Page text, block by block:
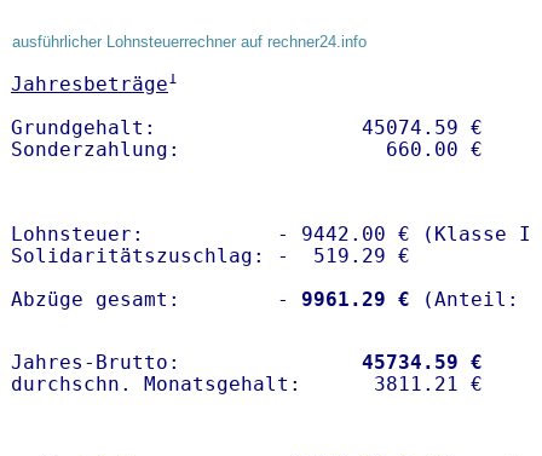
ausführlicher Lohnsteuerrechner auf rechner24.info
Jahresbeträge1
Grundgehalt:                 45074.59 €
Lohnsteuer:           - 9442.00 € (Klasse I)
Solidaritätszuschlag: -  519.29 €
Abzüge gesamt:        -
9961.29 €
Jahres-Brutto: 45734.59 €